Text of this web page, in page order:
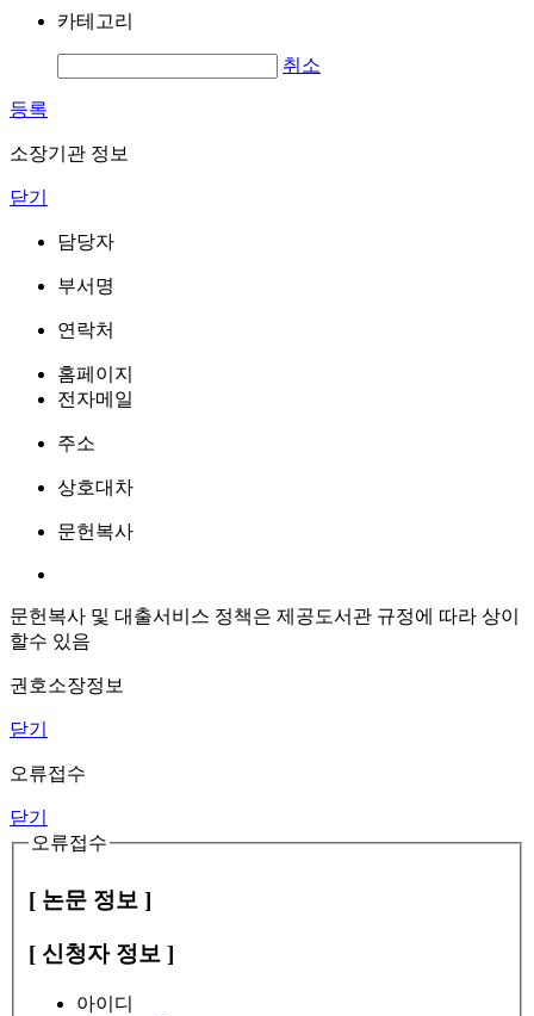
카테고리
취소
등록
소장기관 정보
닫기
담당자
부서명
연락처
홈페이지
전자메일
주소
상호대차
문헌복사
문헌복사 및 대출서비스 정책은 제공도서관 규정에 따라 상이
할수 있음
권호소장정보
닫기
오류접수
닫기
오류접수
[ 논문 정보 ]
[ 신청자 정보 ]
아이디